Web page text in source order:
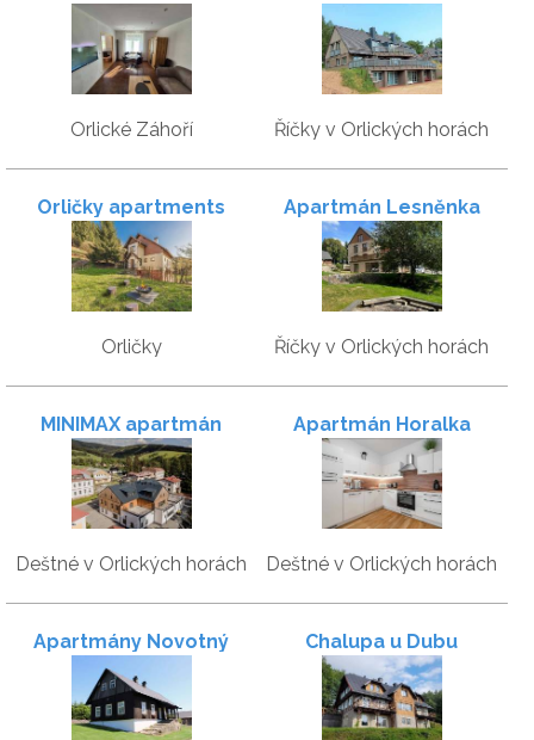
hory
Orlické Záhoří Říčky v Orlických horách
Orličky apartments
Orličky
Apartmán Lesněnka
Říčky v Orlických horách
MINIMAX apartmán
Deštné v Orlických horách
Apartmán Horalka
Deštné v Orlických horách
Apartmány Novotný Chalupa u Dubu